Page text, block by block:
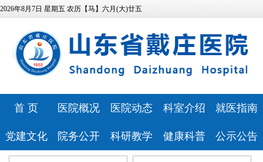
2026年8月7日 星期五 农历【马】六月(大)廿五
首 页 医院概况
医院简介
领导班子
医院动态
医院新闻
媒体报道
科室介绍
特色科室
心理健康中
就医指南
专家风采
预约挂号
党建文化 院务公开 科研教学 健康科普 公示公告